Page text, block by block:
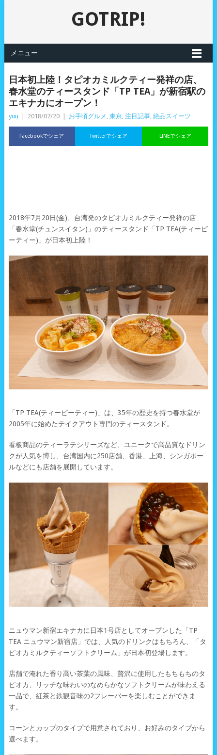
GOTRIP!
メニュー
日本初上陸！タピオカミルクティー発祥の店、
春水堂のティースタンド「TP TEA」が新宿駅の
エキナカにオープン！
yuu 2018/07/20 お手頃グルメ , 東京, 注目記事, 絶品スイーツ
Facebookでシェア LINEでシェア
Twitterでシェア
2018年7月20日(金)、台湾発のタピオカミルクティー発祥の店
「春水堂(チュンスイタン)」のティースタンド「TP TEA(ティーピ
ーティー)」が日本初上陸！
「TP TEA(ティーピーティー)」は、35年の歴史を持つ春水堂が
2005年に始めたテイクアウト専門のティースタンド。
看板商品のティーラテシリーズなど、ユニークで高品質なドリン
クが人気を博し、台湾国内に250店舗、香港、上海、シンガポー
ルなどにも店舗を展開しています。
ニュウマン新宿エキナカに日本1号店としてオープンした「TP
TEA ニュウマン新宿店」では、人気のドリンクはもちろん、「タ
ピオカミルクティーソフトクリーム」が日本初登場します。
店舗で淹れた香り高い茶葉の風味、贅沢に使用したもちもちのタ
ピオカ、リッチな味わいのなめらかなソフトクリームが味わえる
一品で、紅茶と鉄観音味の2フレーバーを楽しむことができま
す。
コーンとカップのタイプで用意されており、お好みのタイプから
選べます。